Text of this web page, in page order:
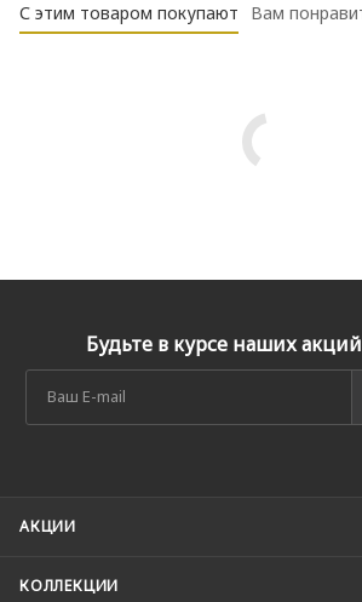
С этим товаром покупают Вам
Будьте в курсе наших
АКЦИИ
КОЛЛЕКЦИИ